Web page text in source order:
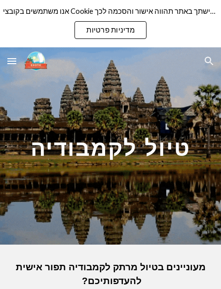
Skip to main content Skip to navigation
אנו משתמשים בקובצי Cookie כדי להבטיח שנספק לך את חוויית הגלישה הטובה ביותר באתר שלנו. המשך גלישתך באתר תהווה אישור והסכמה לכך
מדיניות פרטיות
טיול לקמבודיה
מעוניינים בטיול מרתק לקמבודיה תפור אישית
להעדפותיכם?